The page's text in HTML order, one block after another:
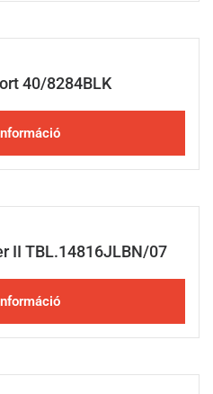
40/8284BLK
II TBL.14816JLBN/07